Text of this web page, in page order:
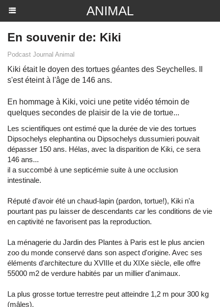
ANIMAL
En souvenir de: Kiki
Podcast Journal Animal
Kiki était le doyen des tortues géantes des Seychelles. Il
s'est éteint à l'âge de 146 ans.
En hommage à Kiki, voici une petite vidéo témoin de
quelques secondes de plaisir de la vie de tortue...
Les scientifiques ont estimé que la durée de vie des tortues
Dipsochelys elephantina ou Dipsochelys dussumieri pouvait
dépasser 150 ans. Hélas, avec la disparition de Kiki, ce sera
146 ans...
il a succombé à une septicémie suite à une occlusion
intestinale.
Réputé d'avoir été un chaud-lapin (pardon, tortue!), Kiki n'a
pourtant pas pu laisser de descendants car les conditions de vie
en captivité ne favorisent pas la reproduction.
La ménagerie du Jardin des Plantes à Paris est le plus ancien
zoo du monde conservé dans son aspect d'origine. Avec ses
éléments d'architecture du XVIIIe et du XIXe siècle, elle offre
55000 m2 de verdure habités par un millier d'animaux.
La plus grosse tortue terrestre peut atteindre 1,2 m pour 300 kg
(mâles).